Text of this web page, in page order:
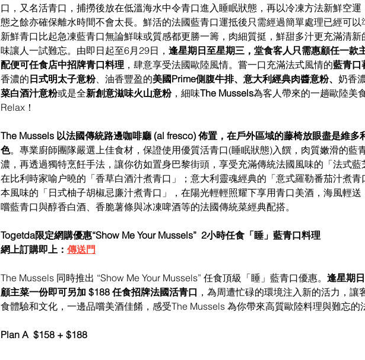
口，又名活青口，捕撈後放在低溫海水中令青口進入睡眠狀態，再以冷凍方法新鮮空
態之餘亦確保離水時間不會太長。鮮活的法國藍青口運抵後只需經過簡單處理已經可
新鮮青口比起急凍藍青口無論鮮味或質感都更勝一籌，肉細質挺，鮮甜多汁更充滿清
味讓人一試難忘。由即日起至6月29日， 逢星期日至星期三，堂食客人只需惠顧任一款
配便可任食店中招牌青口料理 ，肆意享受法國歐陸風情。嘗一口充滿法式風情的藍青口
香濃的 日式明太子意粉、油香豐盈的美國Prime側腹牛排、意大利經典肉醬意粉、 奶香
菜白酒汁意粉或是全新創意滋味火山意粉，細味The Mussels為客人帶來的一趟歐陸美
Relax！
The Mussels 以法國傳統路邊咖啡廳 (al fresco) 佈置，在戶外區域的藤椅放眼盡是維多
色。專業廚師團隊嚴選上佳食材，保證使用優質活青口(睡眠狀態)入饌，肉質嫩滑的藍
濃，再透過獨特烹飪手法，讓你彷如置身巴黎街頭，享受充滿傳統法國風味的「法式
在比利時家喻户曉的「香草白酒汁煮青口」；意大利靈魂經典的「意式羅勒番茄汁煮
本風味的「日式柚子胡椒忌廉汁煮青口」，在陽光輕輕照耀下享用青口美酒，海風輕
嚐藍青口與醇香白酒、香脆薯條與冰凍啤酒等的法國傳統菜經典配搭。
Togetda限定網購優惠“Show Me Your Mussels”  2小時任食「睡」藍青口料理
網上訂購即上： 傳送門
The Mussels 同時推出 “Show Me Your Mussels” 任食頂級「睡」藍青口優惠。 逢星期
顧主菜一份即可另加 $188 任食招牌法國活青口 ，為周遭忙碌的環境注入新的活力，讓
食體驗和文化，一邊品嚐美酒佳餚，感受The Mussels 為你帶來高質歐陸料理與難忘的
Plan A  $158 + $188